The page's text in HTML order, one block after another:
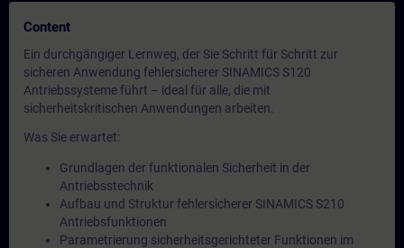
Content
Ein durchgängiger Lernweg, der Sie Schritt für Schritt zur
sicheren Anwendung fehlersicherer SINAMICS S120
Antriebssysteme führt – ideal für alle, die mit
sicherheitskritischen Anwendungen arbeiten.
Was Sie erwartet:
Grundlagen der funktionalen Sicherheit in der
Antriebsstechnik
Aufbau und Struktur fehlersicherer SINAMICS S210
Antriebsfunktionen
Parametrierung sicherheitsgerichteter Funktionen im